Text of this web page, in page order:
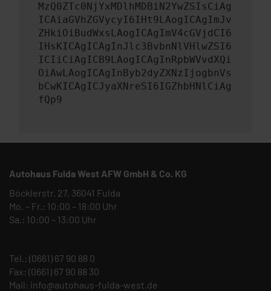
MzQ0ZTc0NjYxMDlhMDBiN2YwZSIsCiAg
ICAiaGVhZGVycyI6IHt9LAogICAgImJv
ZHkiOiBudWxsLAogICAgImV4cGVjdCI6
IHsKICAgICAgInJlc3BvbnNlVHlwZSI6
ICIiCiAgICB9LAogICAgInRpbWVvdXQi
OiAwLAogICAgInByb2dyZXNzIjogbnVs
bCwKICAgICJyaXNreSI6IGZhbHNlCiAg
fQp9
Autohaus Fulda West AFW GmbH & Co. KG
Böcklerstr. 27, 36041 Fulda
Mo. – Fr.: 10:00 – 18:00 Uhr
Sa.: 10:00 – 13:00 Uhr
Tel.: (0661) 67 90 88 0
Fax: (0661) 67 90 88 30
Mail: info@autohaus-fulda-west.de